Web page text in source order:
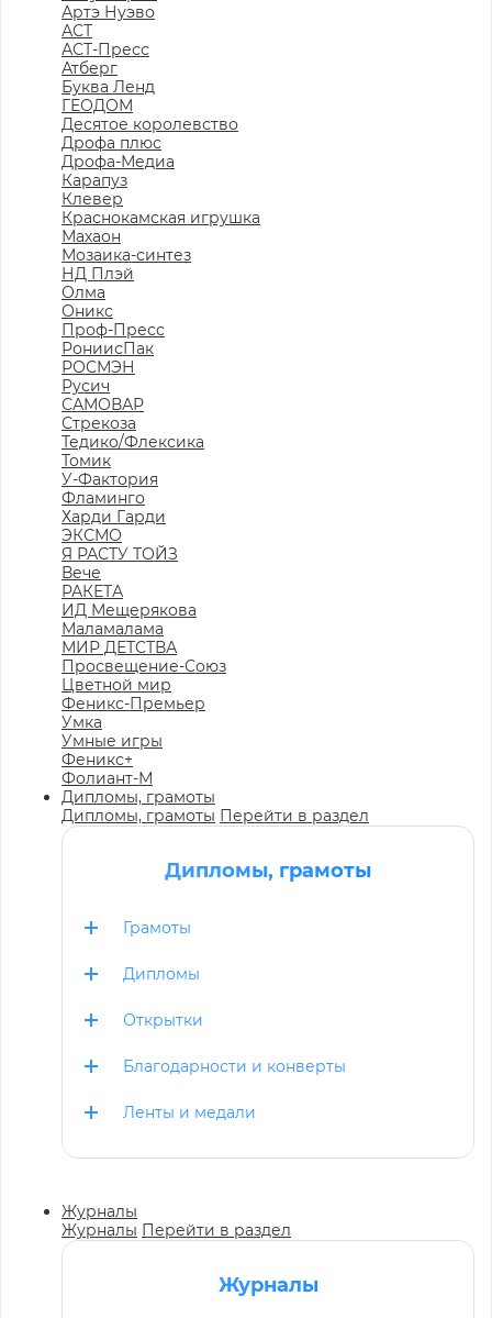
Артэ Нуэво
АСТ
АСТ-Пресс
Атберг
Буква Ленд
ГЕОДОМ
Десятое королевство
Дрофа плюс
Дрофа-Медиа
Карапуз
Клевер
Краснокамская игрушка
Махаон
Мозаика-синтез
НД Плэй
Олма
Оникс
Проф-Пресс
РониисПак
РОСМЭН
Русич
САМОВАР
Стрекоза
Тедико/Флексика
Томик
У-Фактория
Фламинго
Харди Гарди
ЭКСМО
Я РАСТУ ТОЙЗ
Вече
РАКЕТА
ИД Мещерякова
Маламалама
МИР ДЕТСТВА
Просвещение-Союз
Цветной мир
Феникс-Премьер
Умка
Умные игры
Феникс+
Фолиант-М
Дипломы, грамоты
Дипломы, грамоты Перейти в раздел
Дипломы, грамоты
Грамоты
Дипломы
Открытки
Благодарности и конверты
Ленты и медали
Журналы
Журналы Перейти в раздел
Журналы